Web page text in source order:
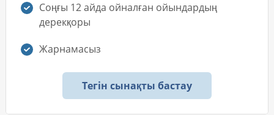
Соңғы 12 айда ойналған ойындардың
дерекқоры
Жарнамасыз
Тегін сынақты бастау